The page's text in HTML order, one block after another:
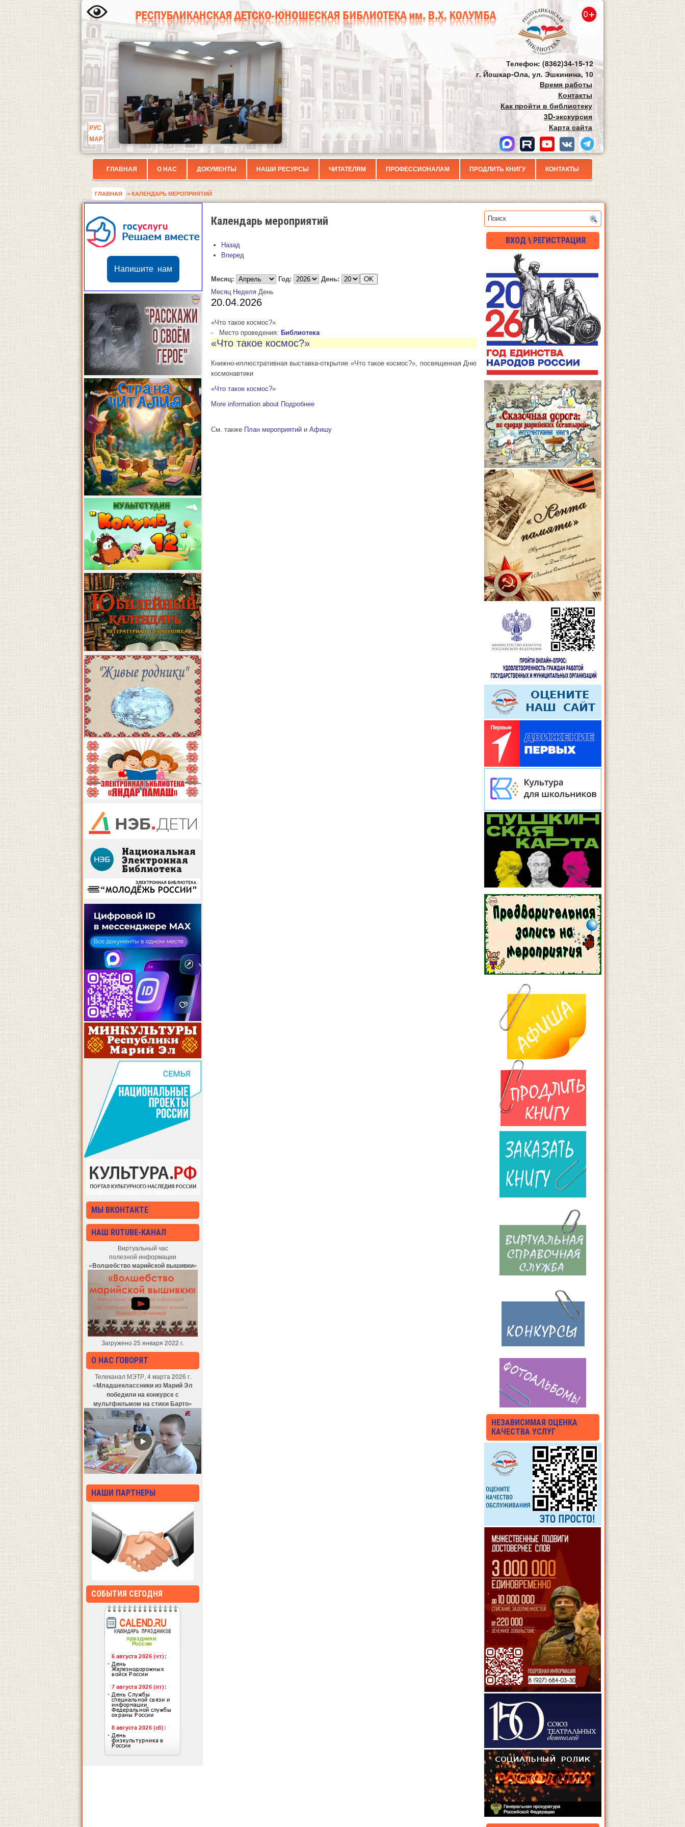
РУС
МАР
Телефон: (8362)34-15-12
г. Йошкар-Ола, ул. Эшкинина, 10
Время работы
Контакты
Как пройти в библиотеку
3D-экскурсия
Карта сайта
ГЛАВНАЯ О НАС ДОКУМЕНТЫ НАШИ РЕСУРСЫ ЧИТАТЕЛЯМ ПРОФЕССИОНАЛАМ ПРОДЛИТЬ КНИГУ КОНТАКТЫ
ГЛАВНАЯ > КАЛЕНДАРЬ МЕРОПРИЯТИЙ
Напишите нам
МЫ ВКОНТАКТЕ
НАШ RUTUBE-КАНАЛ
Виртуальный час
полезной информации
«Волшебство марийской вышивки»
Загружено 25 января 2022 г.
О НАС ГОВОРЯТ
Телеканал МЭТР, 4 марта 2026 г.
«Младшеклассники из Марий Эл
победили на конкурсе с
мультфильмом на стихи Барто»
НАШИ ПАРТНЕРЫ
СОБЫТИЯ СЕГОДНЯ
Календарь мероприятий
Назад
Вперед
Месяц: Год:
День:
Месяц Неделя День
20.04.2026
«Что такое космос?»
-
Место проведения: Библиотека
«Что такое космос?»
Книжно-иллюстративная выставка-открытие «Что такое космос?», посвященная Дню
космонавтики
«Что такое космос?»
More information about Подробнее
См. также План мероприятий и Афишу
ВХОД \ РЕГИСТРАЦИЯ
НЕЗАВИСИМАЯ ОЦЕНКА
КАЧЕСТВА УСЛУГ